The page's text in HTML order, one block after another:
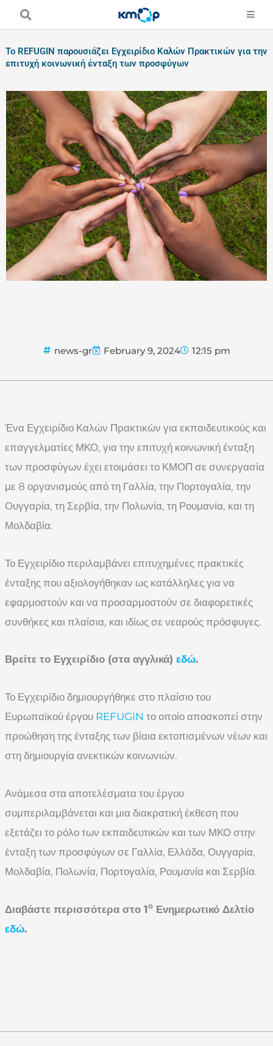
Το REFUGIN παρουσιάζει Εγχειρίδιο Καλών Πρακτικών για την
επιτυχή κοινωνική ένταξη των προσφύγων
news-gr February 9, 2024 12:15 pm
Ένα Εγχειρίδιο Καλών Πρακτικών για εκπαιδευτικούς και
επαγγελματίες ΜΚΟ, για την επιτυχή κοινωνική ένταξη
των προσφύγων έχει ετοιμάσει το ΚΜΟΠ σε συνεργασία
με 8 οργανισμούς από τη Γαλλία, την Πορτογαλία, την
Ουγγαρία, τη Σερβία, την Πολωνία, τη Ρουμανία, και τη
Μολδαβία.
Το Εγχειρίδιο περιλαμβάνει επιτυχημένες πρακτικές
ένταξης που αξιολογήθηκαν ως κατάλληλες για να
εφαρμοστούν και να προσαρμοστούν σε διαφορετικές
συνθήκες και πλαίσια, και ιδίως σε νεαρούς πρόσφυγες.
Βρείτε το Εγχειρίδιο (στα αγγλικά) εδώ.
Το Εγχειρίδιο δημιουργήθηκε στο πλαίσιο του
Ευρωπαϊκού έργου REFUGIN το οποίο αποσκοπεί στην
προώθηση της ένταξης των βίαια εκτοπισμένων νέων και
στη δημιουργία ανεκτικών κοινωνιών.
Ανάμεσα στα αποτελέσματα του έργου
συμπεριλαμβάνεται και μια διακρατική έκθεση που
εξετάζει το ρόλο των εκπαιδευτικών και των ΜΚΟ στην
ένταξη των προσφύγων σε Γαλλία, Ελλάδα, Ουγγαρία,
Μολδαβία, Πολωνία, Πορτογαλία, Ρουμανία και Σερβία.
Διαβάστε περισσότερα στο 1ο Ενημερωτικό Δελτίο
εδώ.